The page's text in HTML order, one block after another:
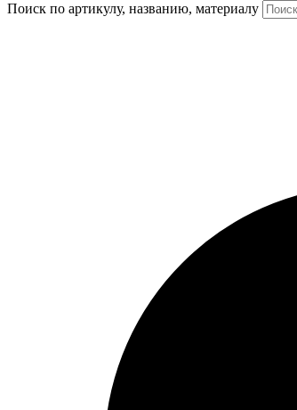
Поиск по артикулу, названию, материалу